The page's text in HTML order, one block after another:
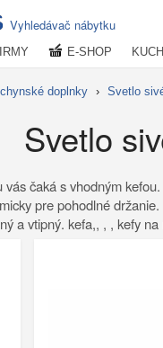
Vyhledávač nábytku
E-SHOP
doplnky › Svetlo
Svetlo
vás čaká s vhodným
pre pohodlné
a vtipný. kefa,, , , kefy na